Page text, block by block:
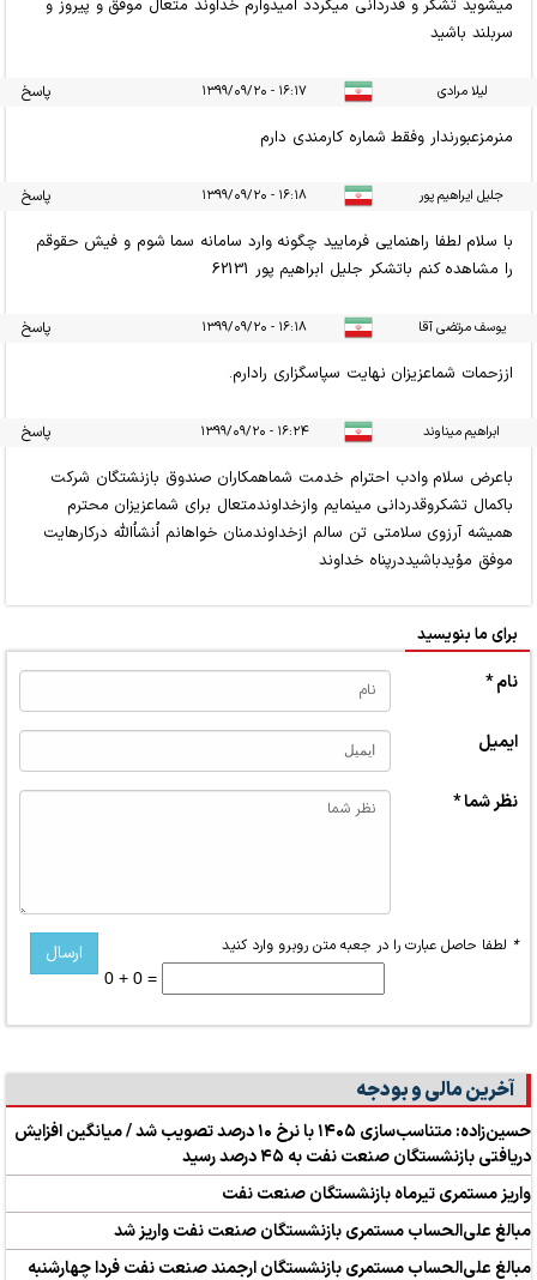
میشوید تشکر و قدردانی میگردد امیدوارم خداوند متعال موفق و پیروز و
سربلند باشید
لیلا مرادی ۱۶:۱۷ - ۱۳۹۹/۰۹/۲۰ پاسخ
منرمزعبورندار وفقط شماره کارمندی دارم
جلیل ایراهیم پور ۱۶:۱۸ - ۱۳۹۹/۰۹/۲۰ پاسخ
با سلام لطفا راهنمایی فرمایید چگونه وارد سامانه سما شوم و فیش حقوقم
را مشاهده کنم باتشکر جلیل ابراهیم پور 62131
یوسف مرتضی آقا ۱۶:۱۸ - ۱۳۹۹/۰۹/۲۰ پاسخ
اززحمات شماعزیزان نهایت سپاسگزاری رادارم.
ابراهیم میناوند ۱۶:۲۴ - ۱۳۹۹/۰۹/۲۰ پاسخ
باعرض سلام وادب احترام خدمت شماهمکاران صندوق بازنشتگان شرکت
باکمال تشکروقدردانی مینمایم وازخداوندمتعال برای شماعزیزان محترم
همیشه آرزوی سلامتی تن سالم ازخداوندمنان خواهانم اُنشاُالله درکارهایت
موفق موُیدباشیددرپناه خداوند
برای ما بنویسید
نام *
ایمیل
نظر شما *
* لطفا حاصل عبارت را در جعبه متن روبرو وارد کنید
0 + 0 =
آخرین مالی و بودجه
حسین‌زاده: متناسب‌سازی ۱۴۰۵ با نرخ ۱۰ درصد تصویب شد / میانگین افزایش
دریافتی بازنشستگان صنعت نفت به ۴۵ درصد رسید
واریز مستمری تیرماه بازنشستگان صنعت نفت
مبالغ علی‌الحساب مستمری بازنشستگان صنعت نفت واریز شد
مبالغ علی‌الحساب مستمری بازنشستگان ارجمند صنعت نفت فردا چهارشنبه